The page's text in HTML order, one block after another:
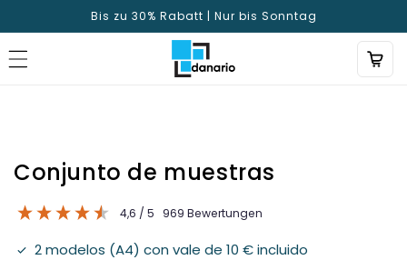
Directamente
al contenido
Bis zu 30% Rabatt | Nur bis Sonntag
Conjunto de muestras
4,6 / 5 969 Bewertungen
2 modelos (A4) con vale de 10 € incluido